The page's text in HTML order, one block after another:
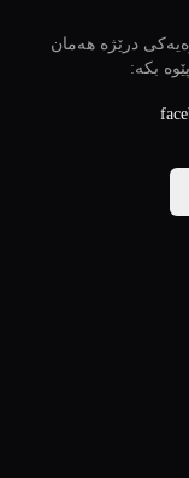
درێژە هەمان
بکە: